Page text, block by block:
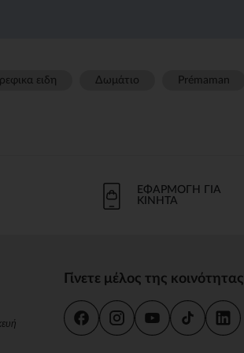
ειδη Δωμάτιο Prémaman
ΕΦΑΡΜΟΓΉ ΓΙΑ
ΚΙΝΗΤΆ
Γίνετε μέλος της κοινότητας